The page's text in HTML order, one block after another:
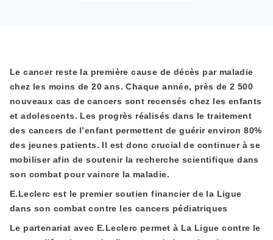
Le cancer reste la première cause de décès par maladie
chez les moins de 20 ans. Chaque année, près de 2 500
nouveaux cas de cancers sont recensés chez les enfants
et adolescents. Les progrès réalisés dans le traitement
des cancers de l’enfant permettent de guérir environ 80%
des jeunes patients. Il est donc crucial de continuer à se
mobiliser afin de soutenir la recherche scientifique dans
son combat pour vaincre la maladie.
E.Leclerc est le premier soutien financier de la Ligue
dans son combat contre les cancers pédiatriques
Le partenariat avec E.Leclerc permet à La Ligue contre le